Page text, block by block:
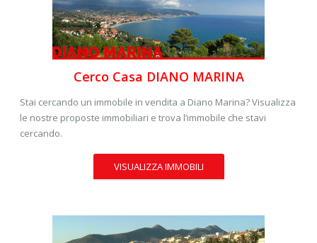
Cerco Casa DIANO MARINA
Stai cercando un immobile in vendita a Diano Marina? Visualizza
le nostre proposte immobiliari e trova l’immobile che stavi
cercando.
VISUALIZZA IMMOBILI